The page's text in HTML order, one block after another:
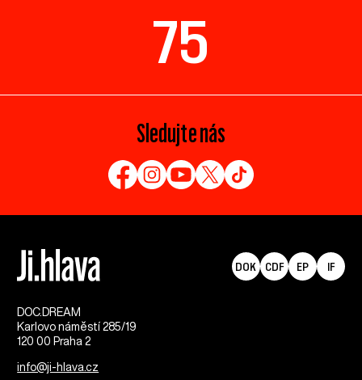
75
Sledujte nás
DOC.DREAM​
Karlovo náměstí 285/19
120 00 Praha 2
info@ji-hlava.cz
DOK CDF EP IF